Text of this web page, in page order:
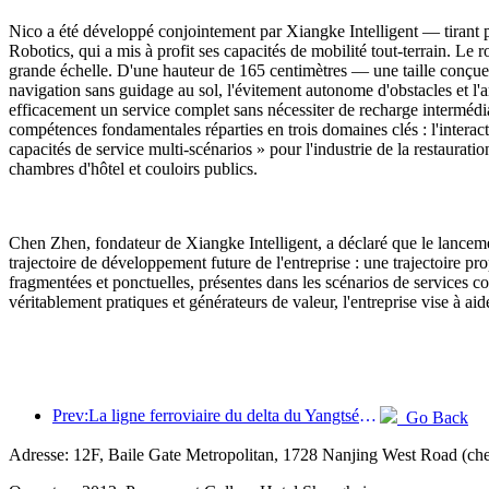
Nico a été développé conjointement par Xiangke Intelligent — tirant
Robotics, qui a mis à profit ses capacités de mobilité tout-terrain. Le
grande échelle. D'une hauteur de 165 centimètres — une taille
navigation sans guidage au sol, l'évitement autonome d'obstacles et
efficacement un service complet sans nécessiter de recharge
compétences fondamentales réparties en trois domaines clés :
capacités de service multi-scénarios » pour l'industrie de la
chambres d'hôtel et couloirs publics.
Chen Zhen, fondateur de Xiangke Intelligent, a déclaré que le
trajectoire de développement future de l'entreprise : une trajectoire
fragmentées et ponctuelles, présentes dans les scénarios de
véritablement pratiques et générateurs de valeur, l'entreprise vise à
Prev:La ligne ferroviaire du delta du Yangtsé a transporté plus de 21,38 millions de passagers pendant les vacances du 1er mai.
Go Back
Adresse: 12F, Baile Gate Metropolitan, 1728 Nanjing West Road